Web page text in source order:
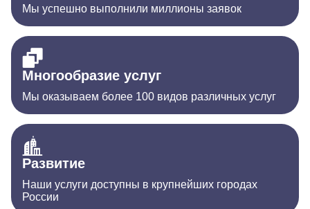
Мы успешно выполнили миллионы заявок
Многообразие услуг
Мы оказываем более 100 видов различных услуг
Развитие
Наши услуги доступны в крупнейших городах
России